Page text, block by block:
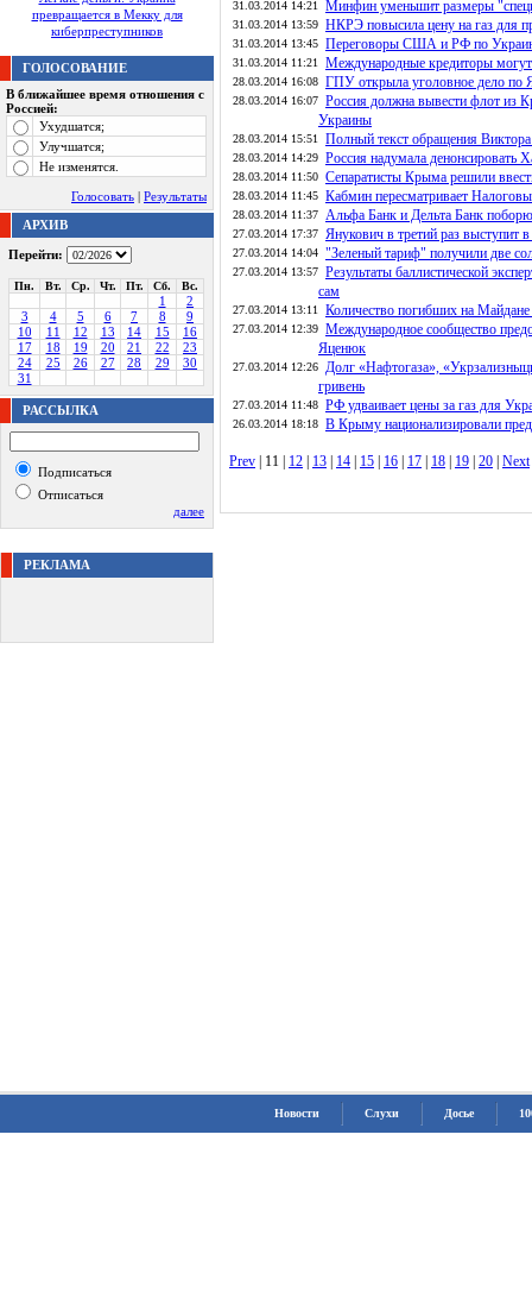
превращается в Мекку для
киберпреступников
ГОЛОСОВАНИЕ
В ближайшее время отношения с
Россией:
Ухудшатся;
Улучшатся;
Не изменятся.
Голосовать | Результаты
АРХИВ
Перейти:
Пн. Вт. Ср. Чт. Пт. Сб. Вс.
1
2
3
4 5 6 7 8
9
10
11 12 13 14 15
16
17
18 19 20 21 22
23
24
25 26 27 28 29
30
31
РАССЫЛКА
Подписаться
Отписаться
далее
РЕКЛАМА
31.03.2014 14:21 Минфин уменьшит размеры
31.03.2014 13:59 НКРЭ повысила цену на газ для
31.03.2014 13:45 Переговоры США и РФ по
31.03.2014 11:21 Международные кредиторы
28.03.2014 16:08 ГПУ открыла уголовное дело по
28.03.2014 16:07 Россия должна вывести флот из
Украины
28.03.2014 15:51 Полный текст обращения
28.03.2014 14:29 Россия надумала денонсировать
28.03.2014 11:50 Сепаратисты Крыма решили
28.03.2014 11:45 Кабмин пересматривает
28.03.2014 11:37 Альфа Банк и Дельта Банк
27.03.2014 17:37 Янукович в третий раз выступит
27.03.2014 14:04 "Зеленый тариф" получили две
27.03.2014 13:57 Результаты баллистической
сам
27.03.2014 13:11 Количество погибших на
27.03.2014 12:39 Международное сообщество
Яценюк
27.03.2014 12:26 Долг «Нафтогаза»,
гривень
27.03.2014 11:48 РФ удваивает цены за газ для
26.03.2014 18:18 В Крыму национализировали
Prev | 11 | 12 13 14 15 16 17 18 19 20 Next
Новости Слухи Досье